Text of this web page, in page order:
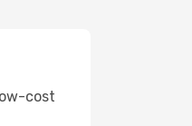
cost